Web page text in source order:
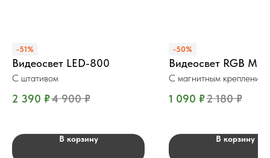
-51%
Видеосвет LED-800
С штативом
2 390 ₽4 900 ₽
В корзину
-50%
Видеосвет RGB M11
С магнитным креплением
1 090 ₽2 180 ₽
В корзину